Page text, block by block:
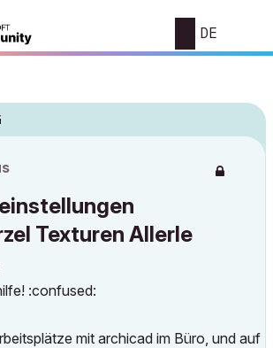
DE
Texturen Allerle
:confused:
mit archicad im Büro, und auf